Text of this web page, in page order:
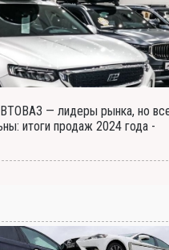
— лидеры рынка, но
итоги продаж 2024 года -